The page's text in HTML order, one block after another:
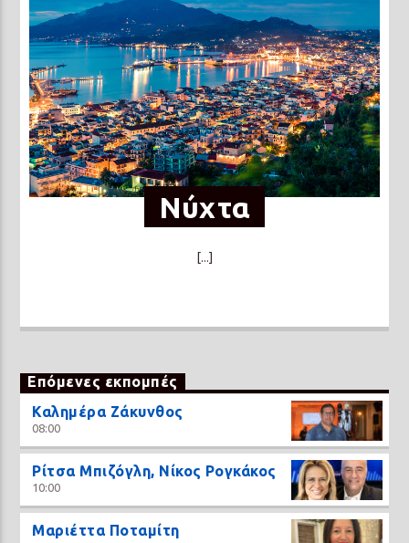
Νύχτα
[...]
Επόμενες εκπομπές
Καλημέρα Ζάκυνθος
08:00
Ρίτσα Μπιζόγλη, Νίκος Ρογκάκος
10:00
Μαριέττα Ποταμίτη